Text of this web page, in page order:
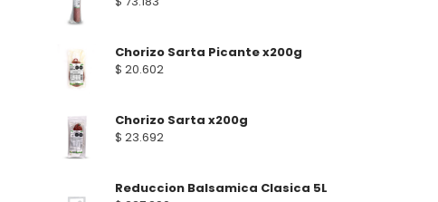
Chorizo Sarta Picante x200g
$ 20.602
Chorizo Sarta x200g
$ 23.692
Reduccion Balsamica Clasica 5L